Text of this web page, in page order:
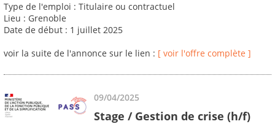
Type de l'emploi : Titulaire ou contractuel
Lieu : Grenoble
Date de début : 1 juillet 2025
voir la suite de l'annonce sur le lien : [ voir l'offre complète ]
09/04/2025
Stage / Gestion de crise (h/f)